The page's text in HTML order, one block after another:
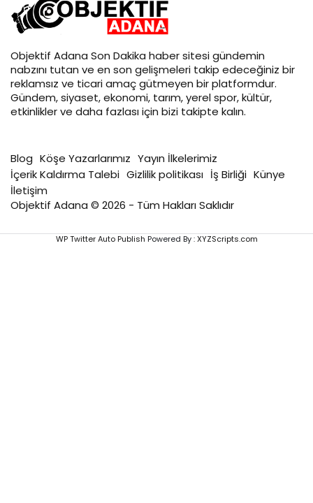
Objektif Adana Son Dakika haber sitesi gündemin
nabzını tutan ve en son gelişmeleri takip edeceğiniz bir
reklamsız ve ticari amaç gütmeyen bir platformdur.
Gündem, siyaset, ekonomi, tarım, yerel spor, kültür,
etkinlikler ve daha fazlası için bizi takipte kalın.
Blog Köşe Yazarlarımız Yayın İlkelerimiz
İçerik Kaldırma Talebi Gizlilik politikası İş Birliği Künye
İletişim
Objektif Adana © 2026 - Tüm Hakları Saklıdır
WP Twitter Auto Publish Powered By :XYZScripts.com